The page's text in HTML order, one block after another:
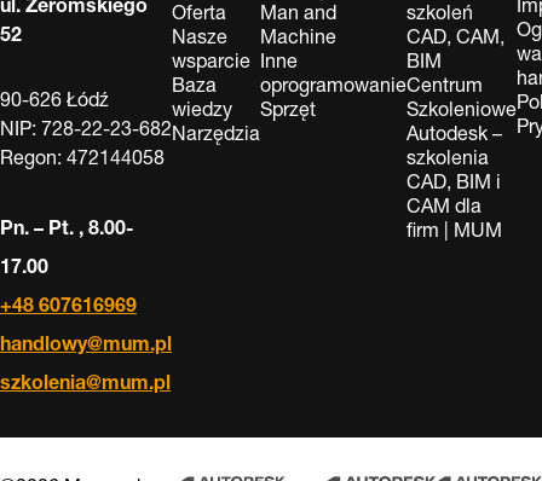
52
90-626 Łódź
NIP: 728-22-23-682
Regon: 472144058
Pn. – Pt. , 8.00-
17.00
+48 607616969
handlowy@mum.pl
szkolenia@mum.pl
Oferta
Nasze
wsparcie
Baza
wiedzy
Narzędzia
Man and
Machine
Inne
oprogramowanie
Sprzęt
szkoleń
CAD, CAM,
BIM
Centrum
Szkoleniowe
Autodesk –
szkolenia
CAD, BIM i
CAM dla
firm | MUM